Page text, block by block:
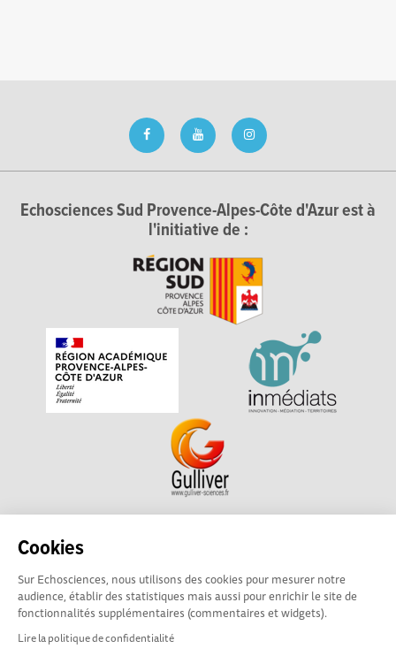
Cookies
Sur Echosciences, nous utilisons des cookies pour mesurer notre
audience, établir des statistiques mais aussi pour enrichir le site de
fonctionnalités supplémentaires (commentaires et widgets).
Lire la politique de confidentialité
Echosciences Sud Provence-Alpes-Côte d'Azur est à
l'initiative de :
Echosciences Sud Provence-Alpes-Côte d'Azur est à
académique pour la Recherche et l'Innovation Provence-
Alpes-Côte d'Azur. La plateforme est mise en oeuvre pour
vous parGulliver